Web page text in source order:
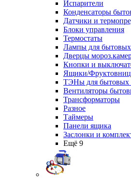
Испарители
Конденсаторы
Датчики и
Блоки управления
Термостаты
Лампы для бытовых
Дверцы
Кнопки и
Ящики/
ТЭНы для бытовых
Вентиляторы
Трансформаторы
Разное
Таймеры
Панели ящика
Заслонки и
Ещё 9